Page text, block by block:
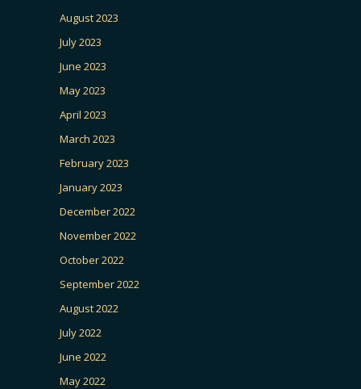
August 2023
July 2023
June 2023
May 2023
April 2023
March 2023
February 2023
January 2023
December 2022
November 2022
October 2022
September 2022
August 2022
July 2022
June 2022
May 2022